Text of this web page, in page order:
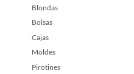
Blondas
Bolsas
Cajas
Moldes
Pirotines